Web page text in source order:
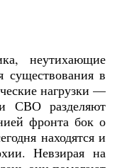
неутихающие
существования в
нагрузки —
СВО разделяют
фронта бок о
находятся и
Невзирая на